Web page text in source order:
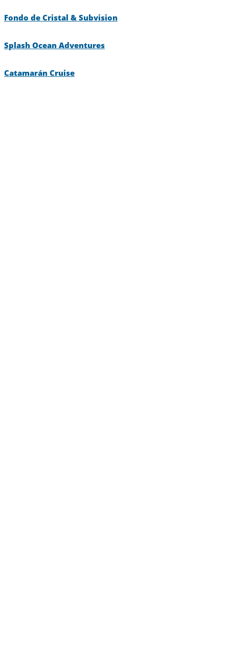
Fondo de Cristal & Subvision
Splash Ocean Adventures
Catamarán Cruise